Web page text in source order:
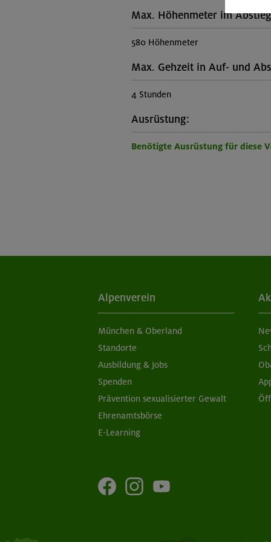
Max. Höhenmeter im
580 Höhenmeter
Max. Gehzeit in Auf- und
4 Stunden
Ausrüstung:
Benötigte Ausrüstung für diese
Alpenverein
München & Oberland
Standorte
Ausbildung & Jobs
Spenden
Prävention sexualisierter Gewalt
Ehrenamtsbörse
E-Learning